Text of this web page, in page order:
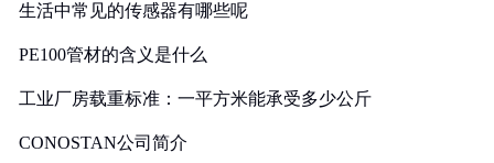
生活中常见的传感器有哪些呢
PE100管材的含义是什么
工业厂房载重标准：一平方米能承受多少公斤
CONOSTAN公司简介